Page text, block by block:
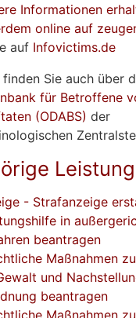
Informationen
online auf
auf Infovictims.de
Sie auch über
für Betroffene
(ODABS) der
- Strafanzeige
in
beantragen
Maßnahmen
und
beantragen
Maßnahmen